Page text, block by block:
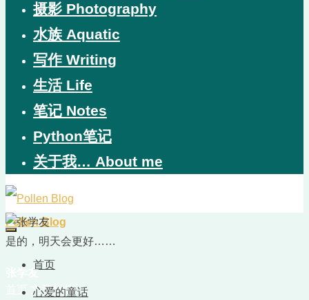
摄影 Photography
水族 Aquatic
写作 Writing
生活 Life
笔记 Notes
Python笔记
关于我… About me
Pollen Blog
是的，明天会更好……
首页
心爱的童话
张学友
首页
文章标签